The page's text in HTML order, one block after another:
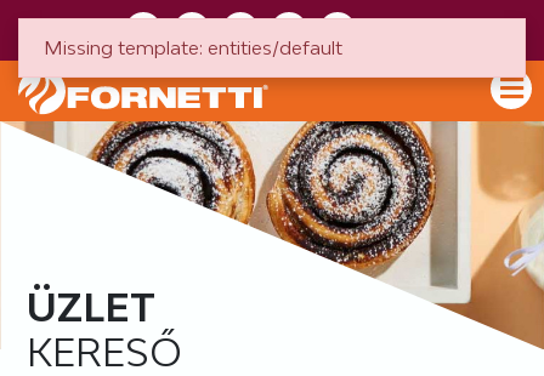
ÜZLET
KERESŐ
Missing template: entities/default